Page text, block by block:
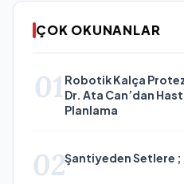
ÇOK OKUNANLAR
01 Robotik Kalça
Dr. Ata Can’dan
Planlama
02Şantiyeden Setlere ;